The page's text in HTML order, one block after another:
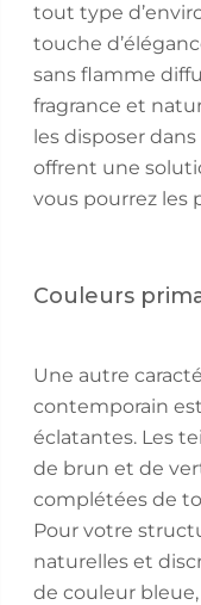
tout type
touche
sans flamme
fragrance et
les disposer dans
offrent une
vous pourrez les
Couleurs
Une autre
contemporain
éclatantes. Les
de brun et de
complétées de
Pour votre
naturelles et
de couleur